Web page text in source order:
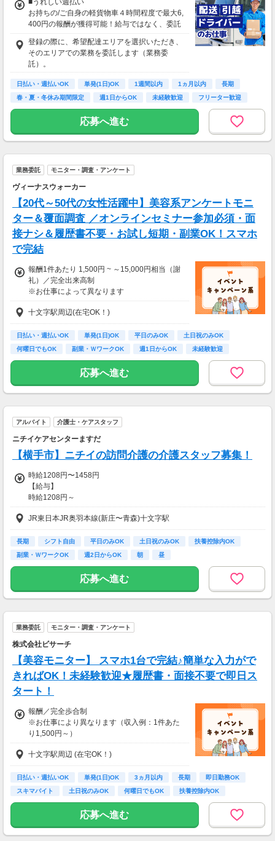
お持ちの/ご自身の軽貨物車４時間程度で最大6,
400円の報酬が獲得可能！給与ではなく、委託
業務に応じた報酬をお支払いする業務委託のお
仕事です。うれしい週払い。
※東北エリアで4-6月に稼働した場合を想定。
地域により異なります
※報酬は規約にしたがい配達完了の15日後に支
払いますが、可能な場合は、より早く、週払い
で前週稼働分をお支払いします。
登録の際に、希望配達エリアを選択いただき、
そのエリアでの業務を委託します（業務委
登録の際に、希望配達エリアを選択いただき、
そのエリアでの業務を委託します（業務委
託）。
日払い・週払いOK 単発(1日)OK 1週間以内 1ヵ月以内
長期
春・夏・冬休み期間限定
週1日からOK 未経験歓迎 フリーター歓迎
応募へ進む
業務委託 モニター・調査・アンケート
ヴィーナスウォーカー
【20代～50代の女性活躍中】美容系アンケートモニ
ター＆覆面調査 ／オンラインセミナー参加必須・面
接ナシ＆履歴書不要・お試し短期・副業OK！スマホ
で完結
報酬1件あたり 1,500円 ~ ～15,000円相当（謝
礼）／完全出来高制
※お仕事によって異なります
※アンケート回答後、内容確認・承認を経て謝
礼をお支払いします
【お仕事の一例】
◆ 美容サプリのお試しモニター
キレイになりながらポイントがもらえる、人気
のモニターです！
・所要時間：10～20分
・謝礼金 ：500PT（1P＝1円）＋商品提供あ
スキンケア・ヘアケア商品を実際に使ってレビ
ュー！
美容好きにぴったりの、楽しみながらできるお
仕事です。
・所要時間：10～20分
・謝礼金 ：500PT（1P＝1円）＋商品提供あ
り
◆ 生活に役立つサービスの調査
保険相談・クレカ発行など、サービス体験後に
アンケートに回答するだけ！
高額謝礼も狙える人気ジャンルです。
・案件数 ：10～20件
・所要時間：1～2時間
・謝礼 ：2,000～10,000PT（1P＝1円）
★今だけ！お得なキャンペーン実施中★
mazonギフトカード2,000円分をプレゼント！
十文字駅周辺(在宅OK！)
日払い・週払いOK 単発(1日)OK 平日のみOK
土日祝のみOK
何曜日でもOK
副業・ＷワークOK 週1日からOK
未経験歓迎
大学生歓迎
応募へ進む
アルバイト 介護士・ケアスタッフ
ニチイケアセンターますだ
【横手市】ニチイの訪問介護の介護スタッフ募集！
時給1208円〜1458円
【給与】
時給1208円～
◆試用期間
有資格者：3ヶ月/雇用形態変更なし/給与変更なし
無資格者：3ヶ月/雇用形態変更なし/給与変更なし
【その他手当あり】
・各種資格手当(実践者研修、介護福祉士など)
その他手当については面接時に
【交通費】
一部支給
JR東日本JR奥羽本線(新庄〜青森)十文字駅
長期 シフト自由 平日のみOK 土日祝のみOK
扶養控除内OK
副業・ＷワークOK
週2日からOK 朝 昼
応募へ進む
業務委託 モニター・調査・アンケート
株式会社ビサーチ
【美容モニター】 スマホ1台で完結♪簡単な入力がで
きればOK！未経験歓迎★履歴書・面接不要で即日ス
タート！
報酬／完全歩合制
※お仕事により異なります（収入例：1件あた
り1,500円～）
・登録お祝い制度では最大11,500円GETできま
す！
(弊社規定による)
十文字駅周辺 (在宅OK！)
日払い・週払いOK 単発(1日)OK 3ヵ月以内 長期
即日勤務OK
スキマバイト
土日祝のみOK 何曜日でもOK 扶養控除内OK
応募へ進む